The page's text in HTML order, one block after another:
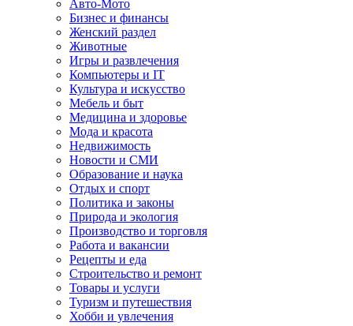
Авто-Мото
Бизнес и финансы
Женский раздел
Животные
Игры и развлечения
Компьютеры и IT
Культура и искусство
Мебель и быт
Медицина и здоровье
Мода и красота
Недвижимость
Новости и СМИ
Образование и наука
Отдых и спорт
Политика и законы
Природа и экология
Производство и торговля
Работа и вакансии
Рецепты и еда
Строительство и ремонт
Товары и услуги
Туризм и путешествия
Хобби и увлечения